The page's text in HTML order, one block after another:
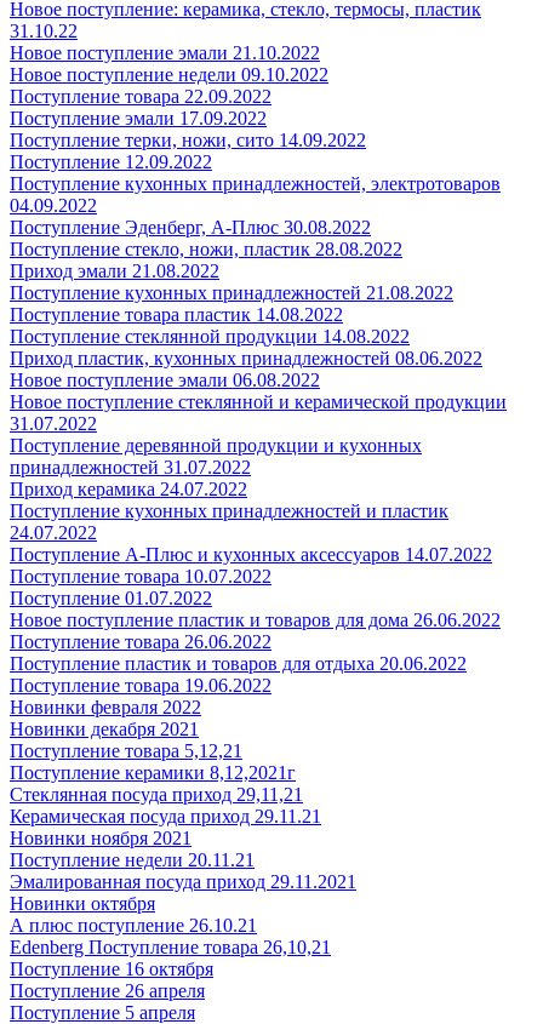
Новое поступление: керамика, стекло, термосы, пластик
31.10.22
Новое поступление эмали 21.10.2022
Новое поступление недели 09.10.2022
Поступление товара 22.09.2022
Поступление эмали 17.09.2022
Поступление терки, ножи, сито 14.09.2022
Поступление 12.09.2022
Поступление кухонных принадлежностей, электротоваров
04.09.2022
Поступление Эденберг, А-Плюс 30.08.2022
Поступление стекло, ножи, пластик 28.08.2022
Приход эмали 21.08.2022
Поступление кухонных принадлежностей 21.08.2022
Поступление товара пластик 14.08.2022
Поступление стеклянной продукции 14.08.2022
Приход пластик, кухонных принадлежностей 08.06.2022
Новое поступление эмали 06.08.2022
Новое поступление стеклянной и керамической продукции
31.07.2022
Поступление деревянной продукции и кухонных
принадлежностей 31.07.2022
Приход керамика 24.07.2022
Поступление кухонных принадлежностей и пластик
24.07.2022
Поступление А-Плюс и кухонных аксессуаров 14.07.2022
Поступление товара 10.07.2022
Поступление 01.07.2022
Новое поступление пластик и товаров для дома 26.06.2022
Поступление товара 26.06.2022
Поступление пластик и товаров для отдыха 20.06.2022
Поступление товара 19.06.2022
Новинки февраля 2022
Новинки декабря 2021
Поступление товара 5,12,21
Поступление керамики 8,12,2021г
Стеклянная посуда приход 29,11,21
Керамическая посуда приход 29.11.21
Новинки ноября 2021
Поступление недели 20.11.21
Эмалированная посуда приход 29.11.2021
Новинки октября
А плюс поступление 26.10.21
Edenberg Поступление товара 26,10,21
Поступление 16 октября
Поступление 26 апреля
Поступление 5 апреля